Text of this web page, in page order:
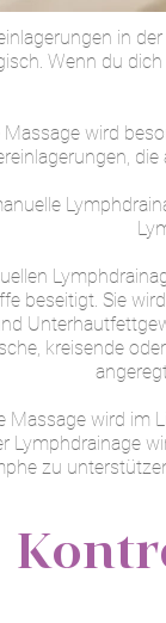
in
Wenn du
Massage wird
beseitigt. Sie
kreisende
Massage wird im
Lymphdrainage
zu